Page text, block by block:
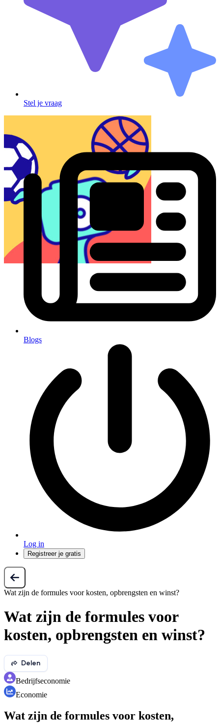
Stel je vraag
Blogs
Log in
Registreer je gratis
Wat zijn de formules voor kosten, opbrengsten en winst?
Wat zijn de formules voor
kosten, opbrengsten en winst?
Delen
Bedrijfseconomie
Economie
Wat zijn de formules voor kosten,